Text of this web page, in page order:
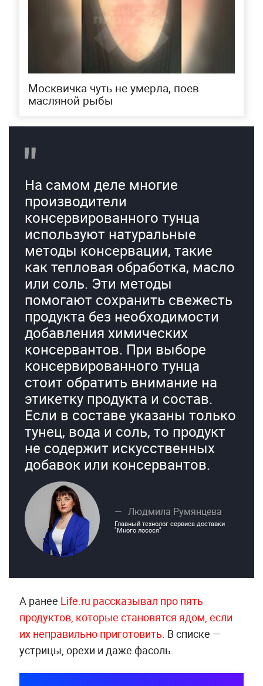
Москвичка чуть не умерла, поев
масляной рыбы
На самом деле многие
производители
консервированного тунца
используют натуральные
методы консервации, такие
как тепловая обработка, масло
или соль. Эти методы
помогают сохранить свежесть
продукта без необходимости
добавления химических
консервантов. При выборе
консервированного тунца
стоит обратить внимание на
этикетку продукта и состав.
Если в составе указаны только
тунец, вода и соль, то продукт
не содержит искусственных
добавок или консервантов.
Людмила Румянцева
Главный технолог сервиса доставки
"Много лосося"
А ранее Life.ru рассказывал про пять
продуктов, которые становятся ядом, если
их неправильно приготовить. В списке —
устрицы, орехи и даже фасоль.